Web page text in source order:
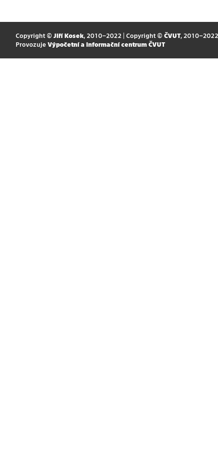
Copyright © Jiří Kosek, 2010–2022 | Copyright © ČVUT, 2010–2022
Provozuje Výpočetní a informační centrum ČVUT